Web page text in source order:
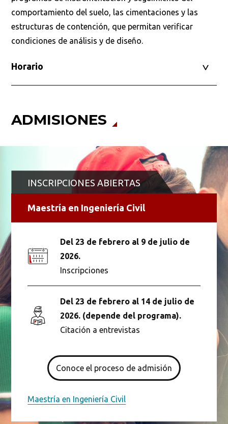
comportamiento del suelo, las cimentaciones y las
estructuras de contención, que permitan verificar
condiciones de análisis y de diseño.
Horario
ADMISIONES
INSCRIPCIONES ABIERTAS
Maestría en Ingeniería Civil
Del 23 de febrero al 9 de julio de
2026.
Inscripciones
Del 23 de febrero al 14 de julio de
2026. (depende del programa).
Citación a entrevistas
Conoce el proceso de admisión
Maestría en Ingeniería Civil